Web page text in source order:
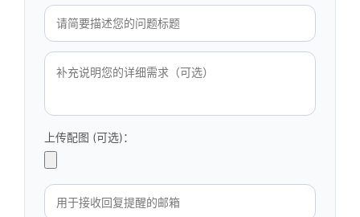
上传配图 (可选)：